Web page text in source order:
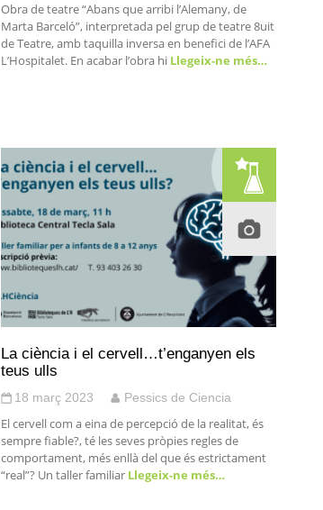
Obra de teatre “Abans que arribi l’Alemany, de
Marta Barceló”, interpretada pel grup de teatre 8uit
de Teatre, amb taquilla inversa en benefici de l’AFA
L’Hospitalet. En acabar l’obra hiLlegeix-ne més…
La ciència i el cervell…t’enganyen els
teus ulls
18 març 2023 Pessics de Ciencia
El cervell com a eina de percepció de la realitat, és
sempre fiable?, té les seves pròpies regles de
comportament, més enllà del que és estrictament
“real”? Un taller familiarLlegeix-ne més…